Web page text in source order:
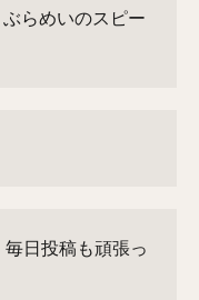
ぶらめいのスピー
毎日投稿も頑張っ